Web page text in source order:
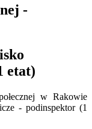
-
etat)
w Rakowie
- podinspektor (1